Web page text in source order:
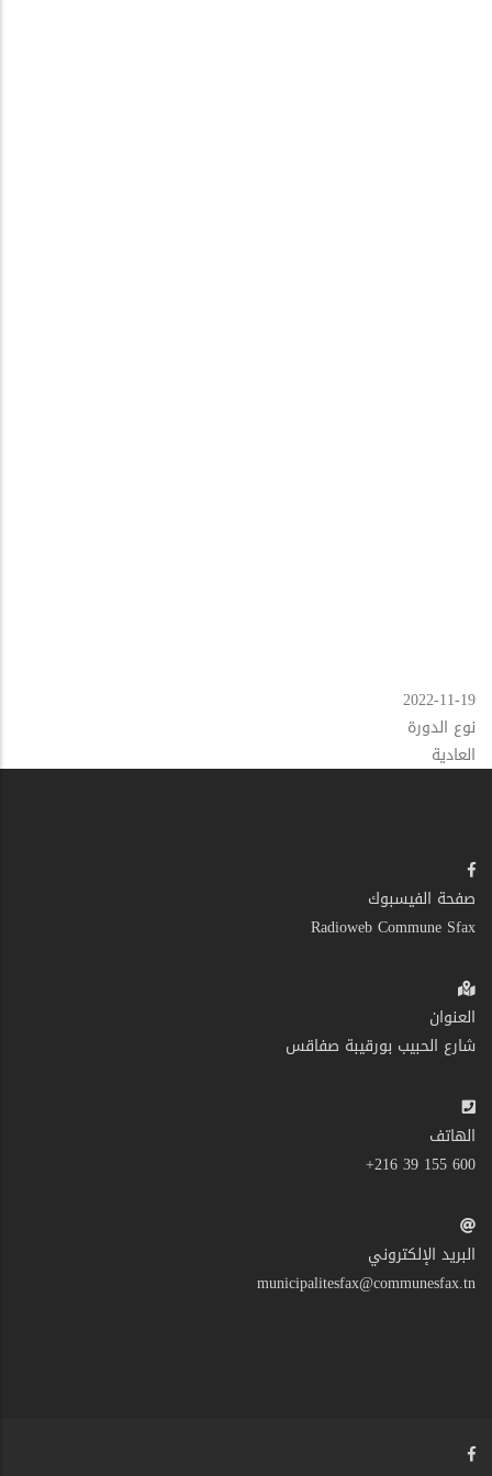
2022-11-19
نوع الدورة
العادية
صفحة الفيسبوك
Radioweb Commune Sfax
العنوان
شارع الحبيب بورقيبة صفاقس
الهاتف
600 155 39 216+
البريد الإلكتروني
municipalitesfax@communesfax.tn